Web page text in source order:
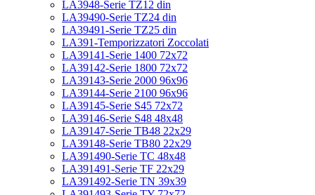
LA3948-Serie TZ12 din
LA39490-Serie TZ24 din
LA39491-Serie TZ25 din
LA391-Temporizzatori Zoccolati
LA39141-Serie 1400 72x72
LA39142-Serie 1800 72x72
LA39143-Serie 2000 96x96
LA39144-Serie 2100 96x96
LA39145-Serie S45 72x72
LA39146-Serie S48 48x48
LA39147-Serie TB48 22x29
LA39148-Serie TB80 22x29
LA391490-Serie TC 48x48
LA391491-Serie TF 22x29
LA391492-Serie TN 39x39